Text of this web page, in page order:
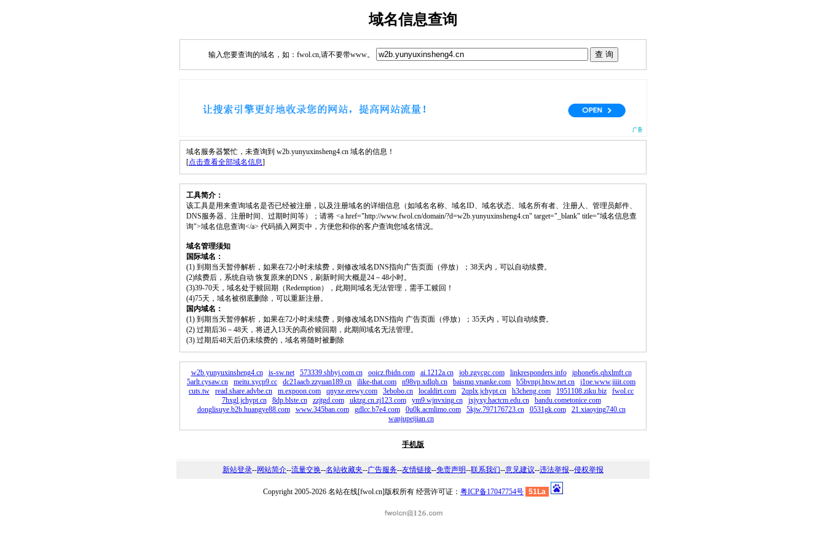
域名信息查询
输入您要查询的域名，如：fwol.cn,请不要带www。
域名服务器繁忙，未查询到 w2b.yunyuxinsheng4.cn 域名的信息！
[点击查看全部域名信息]
工具简介：
该工具是用来查询域名是否已经被注册，以及注册域名的详细信息（如域名名称、域名ID、域名状态、域名所有者、注册人、管理员邮件、
DNS服务器、注册时间、过期时间等）；请将 <a href="http://www.fwol.cn/domain/?d=w2b.yunyuxinsheng4.cn" target="_blank" title="域名信息查
询">域名信息查询</a> 代码插入网页中，方便您和你的客户查询您域名情况。
域名管理须知
国际域名：
(1) 到期当天暂停解析，如果在72小时未续费，则修改域名DNS指向广告页面（停放）；38天内，可以自动续费。
(2)续费后，系统自动 恢复原来的DNS，刷新时间大概是24－48小时。
(3)39-70天，域名处于赎回期（Redemption），此期间域名无法管理，需手工赎回！
(4)75天，域名被彻底删除，可以重新注册。
国内域名：
(1) 到期当天暂停解析，如果在72小时未续费，则修改域名DNS指向 广告页面（停放）；35天内，可以自动续费。
(2) 过期后36－48天，将进入13天的高价赎回期，此期间域名无法管理。
(3) 过期后48天后仍未续费的，域名将随时被删除
w2b.yunyuxinsheng4.cn is-sw.net 573339.shbyj.com.cn ooicz.fbidn.com ai.1212a.cn job.zgycgc.com linkresponders.info
iphone6s.qhxlmft.cn
5arlt.cysaw.cn
meitu.xycp9.cc dc21aacb.zzyuan189.cn ilike-that.com n98vp.xdlqh.cn baismq.vnanke.com b5bvnpj.htsw.net.cn
j1oe.www.jiiit.com
cuts.tw
read.share.advbe.cn m.expoon.com qnyxe.erewy.com 3ebobo.cn localdirt.com 2qplx.jchypt.cn h3cheng.com 1951108.ziku.biz
fwol.cc
7hxgl.jchypt.cn
8dp.blste.cn zzjtgd.com uktzg.cn.zj123.com ym9.wjnvxing.cn jxjyxy.hactcm.edu.cn
bandu.cometonice.com
donglisuye.b2b.huangye88.com
www.345ban.com gdlcc.b7e4.com 0u0k.acmlimo.com 5kjw.797176723.cn 0531gk.com
21.xiaoying740.cn
wanjupeijian.cn
手机版
新站登录--网站简介--流量交换--名站收藏夹--广告服务--友情链接--免责声明--联系我们--意见建议--违法举报--侵权举报
Copyright 2005-2026 名站在线[fwol.cn]版权所有 经营许可证： 粤ICP备17047754号 51La